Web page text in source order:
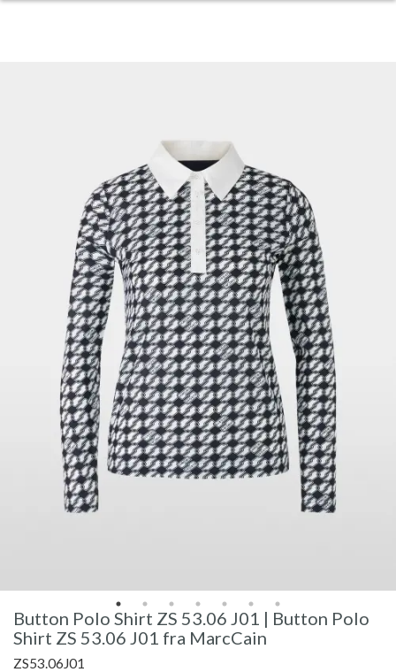
Button Polo Shirt ZS 53.06 J01 | Button Polo
Shirt ZS 53.06 J01 fra MarcCain
ZS53.06J01